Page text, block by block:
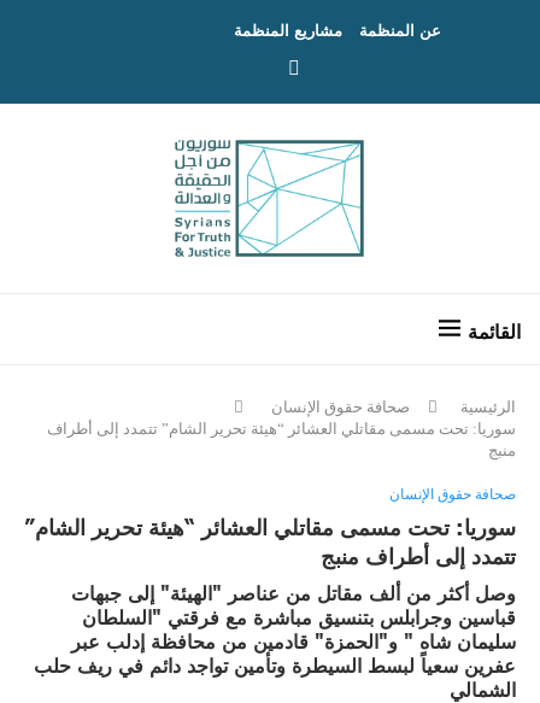
عن المنظمة مشاريع المنظمة
الرئيسية
صحافة حقوق الإنسان
سوريا: تحت مسمى مقاتلي العشائر “هيئة تحرير الشام” تتمدد إلى أطراف
منبج
صحافة حقوق الإنسان
سوريا: تحت مسمى مقاتلي العشائر “هيئة تحرير الشام”
تتمدد إلى أطراف منبج
وصل أكثر من ألف مقاتل من عناصر "الهيئة" إلى جبهات
قباسين وجرابلس بتنسيق مباشرة مع فرقتي "السلطان
سليمان شاه " و"الحمزة" قادمين من محافظة إدلب عبر
عفرين سعياً لبسط السيطرة وتأمين تواجد دائم في ريف حلب
الشمالي